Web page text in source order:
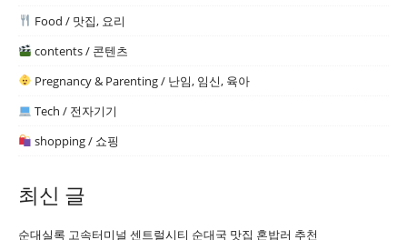
Food / 맛집, 요리
contents / 콘텐츠
Pregnancy & Parenting / 난임, 임신, 육아
Tech / 전자기기
shopping / 쇼핑
최신 글
순대실록 고속터미널 센트럴시티 순대국 맛집 혼밥러 추천